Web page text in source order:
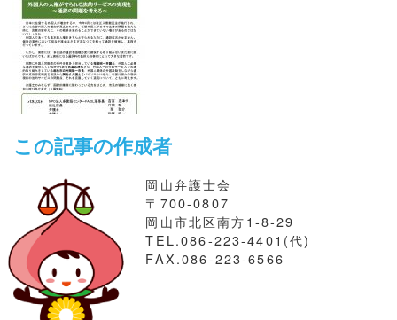
この記事の作成者
岡山弁護士会
〒700-0807
岡山市北区南方1-8-29
TEL.086-223-4401(代)
FAX.086-223-6566